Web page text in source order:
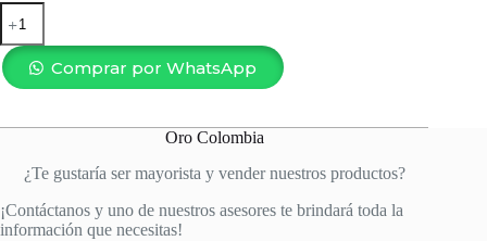
DIJE
RENO
CIRCONES
cantidadComprar por WhatsApp
Oro Colombia
¿Te gustaría ser mayorista y vender nuestros productos?
¡Contáctanos y uno de nuestros asesores te brindará toda la
información que necesitas!